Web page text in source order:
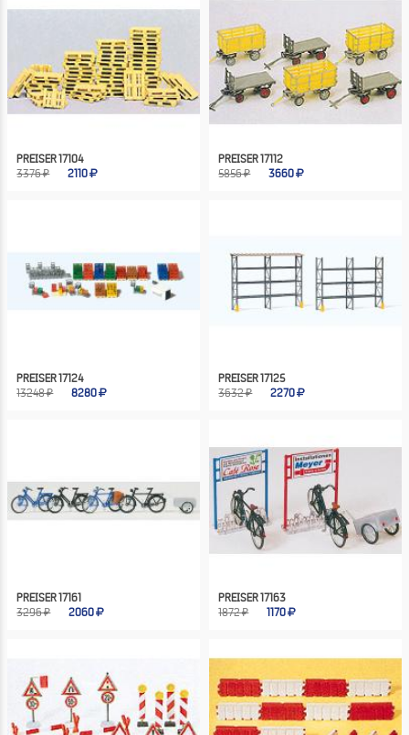
PREISER 17104
3376 ₽
2110
PREISER 17112
5856 ₽
3660
PREISER 17124
13248 ₽
8280
PREISER 17125
3632 ₽
2270
PREISER 17161
3296 ₽
2060
PREISER 17163
1872 ₽
1170